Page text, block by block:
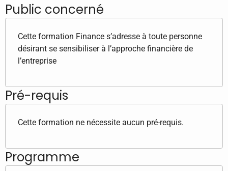
Public concerné
Cette formation Finance s’adresse à toute personne
désirant se sensibiliser à l’approche financière de
l’entreprise
Pré-requis
Cette formation ne nécessite aucun pré-requis.
Programme